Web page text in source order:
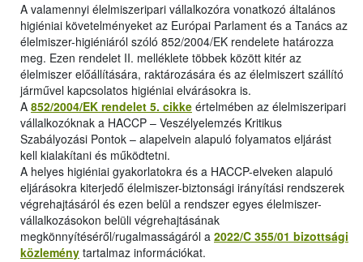
A valamennyi élelmiszeripari vállalkozóra vonatkozó általános
higiéniai követelményeket az Európai Parlament és a Tanács az
élelmiszer-higiéniáról szóló 852/2004/EK rendelete határozza
meg. Ezen rendelet II. melléklete többek között kitér az
élelmiszer előállítására, raktározására és az élelmiszert szállító
járművel kapcsolatos higiéniai elvárásokra is.
A 852/2004/EK rendelet 5. cikke értelmében az élelmiszeripari
vállalkozóknak a HACCP – Veszélyelemzés Kritikus
Szabályozási Pontok – alapelvein alapuló folyamatos eljárást
kell kialakítani és működtetni.
A helyes higiéniai gyakorlatokra és a HACCP-elveken alapuló
eljárásokra kiterjedő élelmiszer-biztonsági irányítási rendszerek
végrehajtásáról és ezen belül a rendszer egyes élelmiszer-
vállalkozásokon belüli végrehajtásának
megkönnyítéséről/rugalmasságáról a 2022/C 355/01 bizottsági
közlemény tartalmaz információkat.